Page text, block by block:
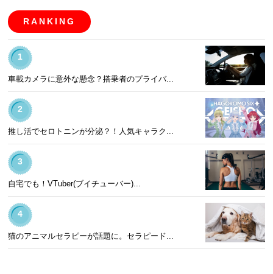
RANKING
1
車載カメラに意外な懸念？搭乗者のプライバ...
2
推し活でセロトニンが分泌？！人気キャラク...
3
自宅でも！VTuber(ブイチューバー)...
4
猫のアニマルセラピーが話題に。セラピード...